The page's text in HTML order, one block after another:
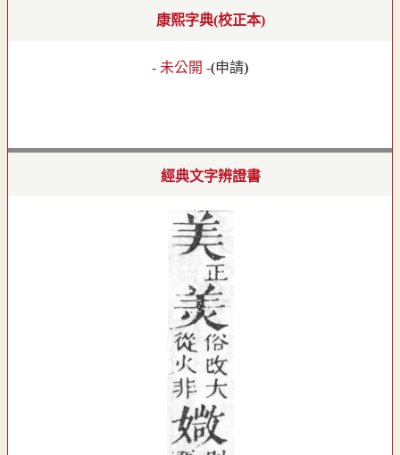
康熙字典(校正本)
- 未公開 -(申請)
經典文字辨證書